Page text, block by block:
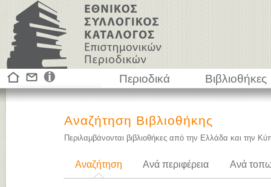
Περιοδικά Βιβλιοθήκες
Αναζήτηση Βιβλιοθήκης
Περιλαμβάνονται βιβλιοθήκες από την Ελλάδα και την
Αναζήτηση Ανά περιφέρεια Ανά